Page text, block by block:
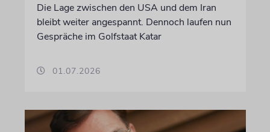
Die Lage zwischen den USA und dem Iran
bleibt weiter angespannt. Dennoch laufen nun
Gespräche im Golfstaat Katar
01.07.2026